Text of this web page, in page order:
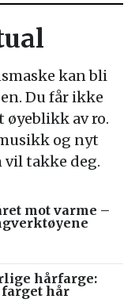
kan bli
Du får ikke
øyeblikk av ro.
og nyt
vil takke deg.
mot varme –
hårfarge:
hår